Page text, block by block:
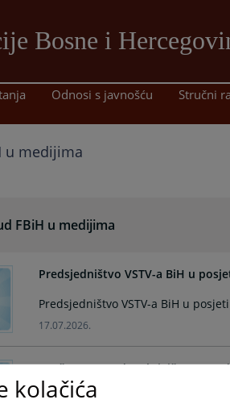
Bosne i
Odnosi s javnošću Stručni
u medijima
FBiH u medijima
Predsjedništvo VSTV-a BiH u
Predsjedništvo VSTV-a BiH u
17.07.2026.
Izrečena presuda u krivičnom
Izrečena presuda u krivičnom
kolačića